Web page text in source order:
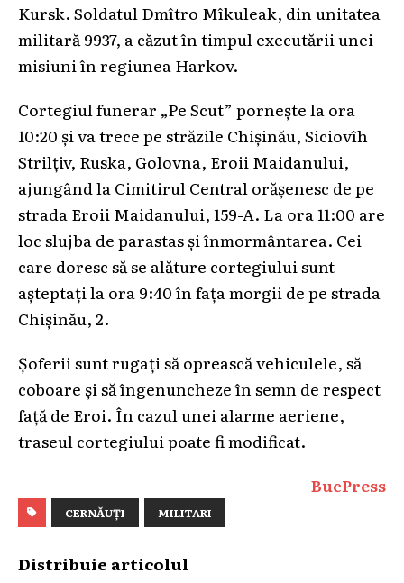
Kursk. Soldatul Dmîtro Mîkuleak, din unitatea
militară 9937, a căzut în timpul executării unei
misiuni în regiunea Harkov.
Cortegiul funerar „Pe Scut” pornește la ora
10:20 și va trece pe străzile Chișinău, Siciovîh
Strilțiv, Ruska, Golovna, Eroii Maidanului,
ajungând la Cimitirul Central orășenesc de pe
strada Eroii Maidanului, 159-A. La ora 11:00 are
loc slujba de parastas și înmormântarea. Cei
care doresc să se alăture cortegiului sunt
așteptați la ora 9:40 în fața morgii de pe strada
Chișinău, 2.
Șoferii sunt rugați să oprească vehiculele, să
coboare și să îngenuncheze în semn de respect
față de Eroi. În cazul unei alarme aeriene,
traseul cortegiului poate fi modificat.
BucPress
CERNĂUȚI MILITARI
Distribuie articolul